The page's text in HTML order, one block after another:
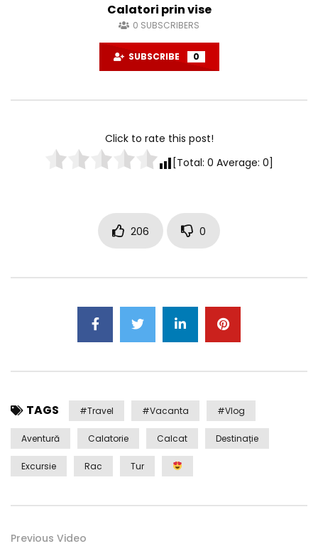
Calatori prin vise
0 SUBSCRIBERS
SUBSCRIBE 0
Click to rate this post!
[Total: 0 Average: 0]
206 0
TAGS #travel #Vacanta #Vlog
Aventură Calatorie Calcat Destinație
Excursie Rac Tur
Previous Video